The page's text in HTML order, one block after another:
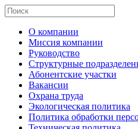
О компании
Миссия компании
Руководство
Структурные
Абонентские участки
Вакансии
Охрана труда
Экологическая политика
Политика обработки